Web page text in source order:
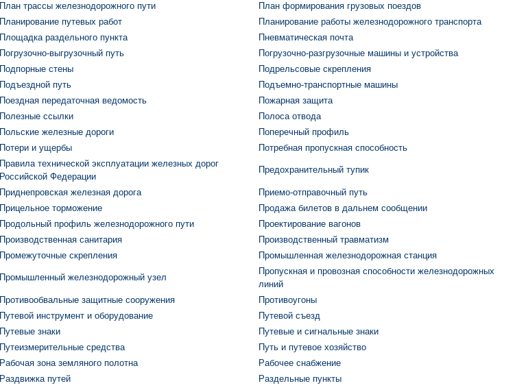
План трассы железнодорожного пути
План формирования грузовых поездов
Планирование путевых работ
Планирование работы железнодорожного транспорта
Площадка раздельного пункта
Пневматическая почта
Погрузочно-выгрузочный путь
Погрузочно-разгрузочные машины и устройства
Подпорные стены
Подрельсовые скрепления
Подъездной путь
Подъемно-транспортные машины
Поездная передаточная ведомость
Пожарная защита
Полезные ссылки
Полоса отвода
Польские железные дороги
Поперечный профиль
Потери и ущербы Потребная пропускная способность
Правила технической эксплуатации железных дорог
Российской Федерации
Предохранительный тупик
Приднепровская железная дорога
Приемо-отправочный путь
Прицельное торможение
Продажа билетов в дальнем сообщении
Продольный профиль железнодорожного пути
Проектирование вагонов
Производственная санитария
Производственный травматизм
Промежуточные скрепления Промышленная железнодорожная станция
Промышленный железнодорожный узел
Пропускная и провозная способности железнодорожных
линий
Противообвальные защитные сооружения
Противоугоны
Путевой инструмент и оборудование
Путевой съезд
Путевые знаки
Путевые и сигнальные знаки
Путеизмерительные средства
Путь и путевое хозяйство
Рабочая зона земляного полотна
Рабочее снабжение
Раздвижка путей
Раздельные пункты